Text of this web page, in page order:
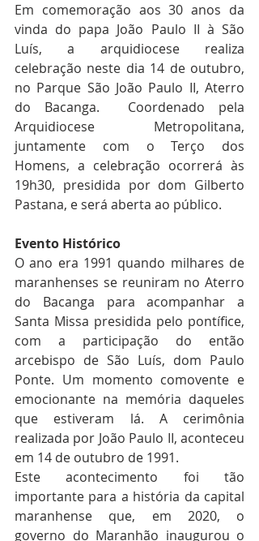
Em comemoração aos 30 anos da
vinda do papa João Paulo II à São
Luís, a arquidiocese realiza
celebração neste dia 14 de outubro,
no Parque São João Paulo II, Aterro
do Bacanga.  Coordenado pela
Arquidiocese Metropolitana,
juntamente com o Terço dos
Homens, a celebração ocorrerá às
19h30, presidida por dom Gilberto
Pastana, e será aberta ao público.
Evento Histórico
O ano era 1991 quando milhares de
maranhenses se reuniram no Aterro
do Bacanga para acompanhar a
Santa Missa presidida pelo pontífice,
com a participação do então
arcebispo de São Luís, dom Paulo
Ponte. Um momento comovente e
emocionante na memória daqueles
que estiveram lá. A cerimônia
realizada por João Paulo II, aconteceu
em 14 de outubro de 1991.
Este acontecimento foi tão
importante para a história da capital
maranhense que, em 2020, o
governo do Maranhão inaugurou o